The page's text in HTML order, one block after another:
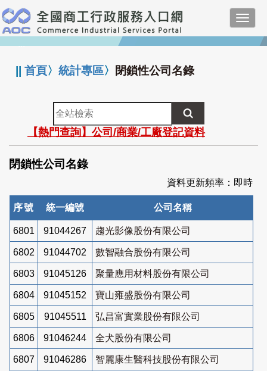
跳
到
主
要
:::
||首頁〉統計專區〉 閉鎖性公司名錄
全
站
檢
索
【熱門查詢】公司/商業/工廠登記資料
閉鎖性公司名錄
資料更新頻率：即時
序號 統一編號 公司名稱
6801 91044267 趨光影像股份有限公司
6802 91044702 數智融合股份有限公司
6803 91045126 聚量應用材料股份有限公司
6804 91045152 寶山雍盛股份有限公司
6805 91045511 弘昌富實業股份有限公司
6806 91046244 全犬股份有限公司
6807 91046286 智麗康生醫科技股份有限公司